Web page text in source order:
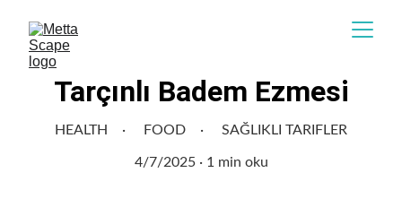
Tarçınlı Badem Ezmesi
HEALTH FOOD SAĞLIKLI TARIFLER
4/7/2025 1 min oku